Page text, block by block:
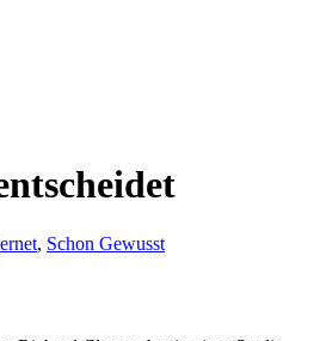
, Schon Gewusst